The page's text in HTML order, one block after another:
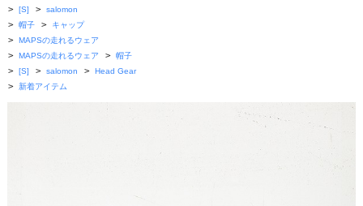
> [S] > salomon
> 帽子 > キャップ
> MAPSの走れるウェア
> MAPSの走れるウェア > 帽子
> [S] > salomon > Head Gear
> 新着アイテム